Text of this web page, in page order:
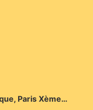
Paris Xème…